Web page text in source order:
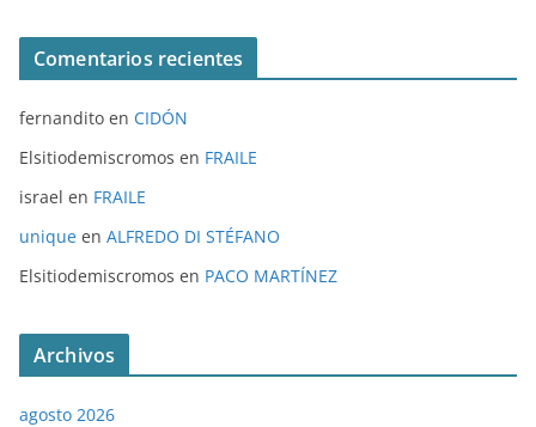
Comentarios recientes
fernandito en CIDÓN
Elsitiodemiscromos en FRAILE
israel en FRAILE
unique en ALFREDO DI STÉFANO
Elsitiodemiscromos en PACO MARTÍNEZ
Archivos
agosto 2026